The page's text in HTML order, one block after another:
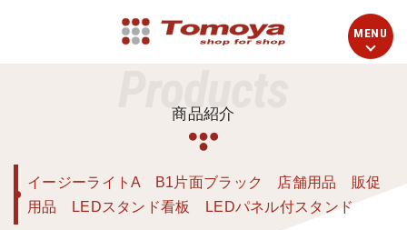
Products
商品紹介
イージーライトA B1片面ブラック 店舗用品 販促
用品 LEDスタンド看板 LEDパネル付スタンド